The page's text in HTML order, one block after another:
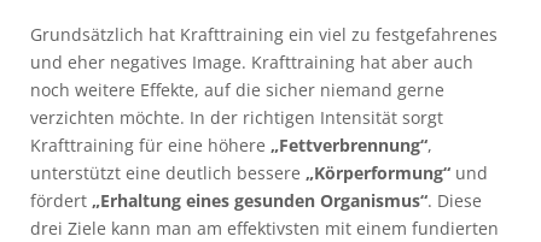
Grundsätzlich hat Krafttraining ein viel zu festgefahrenes
und eher negatives Image. Krafttraining hat aber auch
noch weitere Effekte, auf die sicher niemand gerne
verzichten möchte. In der richtigen Intensität sorgt
Krafttraining für eine höhere „Fettverbrennung“,
unterstützt eine deutlich bessere „Körperformung“ und
fördert „Erhaltung eines gesunden Organismus“. Diese
drei Ziele kann man am effektivsten mit einem fundierten